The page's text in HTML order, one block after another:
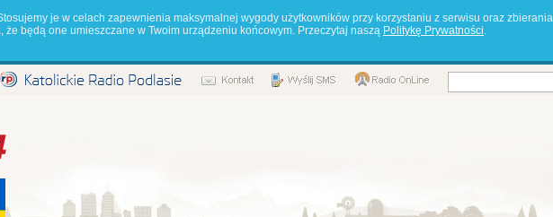
je w celach zapewnienia maksymalnej wygody użytkowników przy korzystaniu z serwisu oraz
będą one umieszczane w Twoim urządzeniu końcowym. Przeczytaj naszą Politykę Prywatności.